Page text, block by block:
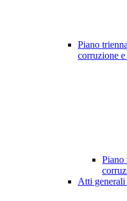
Piano
corruzione e
Piano
Atti generali